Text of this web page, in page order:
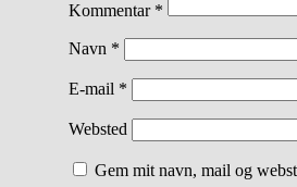
Kommentar *
Navn *
E-mail *
Websted
Gem mit navn, mail og